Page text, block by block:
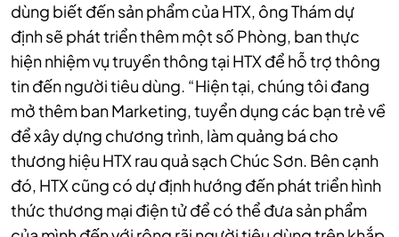
dùng biết đến sản phẩm của HTX, ông Thám dự
định sẽ phát triển thêm một số Phòng, ban thực
hiện nhiệm vụ truyền thông tại HTX để hỗ trợ thông
tin đến người tiêu dùng. “Hiện tại, chúng tôi đang
mở thêm ban Marketing, tuyển dụng các bạn trẻ về
để xây dựng chương trình, làm quảng bá cho
thương hiệu HTX rau quả sạch Chúc Sơn. Bên cạnh
đó, HTX cũng có dự định hướng đến phát triển hình
thức thương mại điện tử để có thể đưa sản phẩm